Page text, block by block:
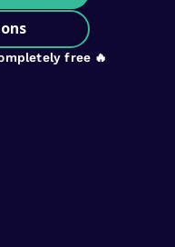
free 🔥